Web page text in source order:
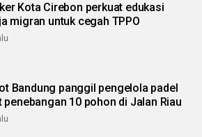
Kota Cirebon perkuat edukasi
migran untuk cegah TPPO
Bandung panggil pengelola padel
penebangan 10 pohon di Jalan Riau